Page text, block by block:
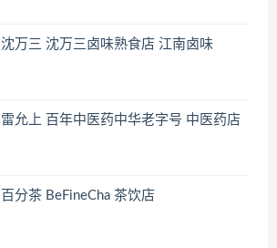
沈万三 沈万三卤味熟食店 江南卤味
雷允上 百年中医药中华老字号 中医药店
百分茶 BeFineCha 茶饮店